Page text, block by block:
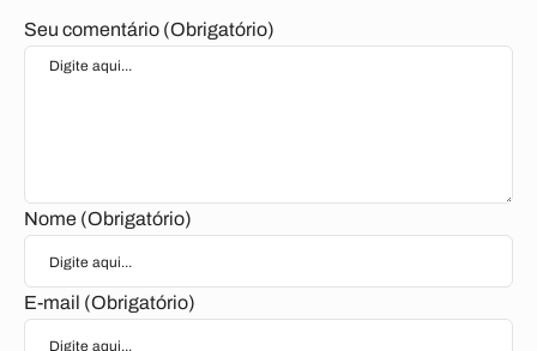
Seu comentário (Obrigatório)
Nome (Obrigatório)
E-mail (Obrigatório)